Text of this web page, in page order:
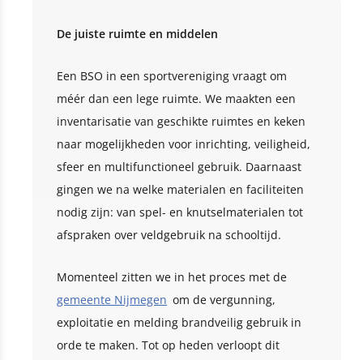
De juiste ruimte en middelen
Een BSO in een sportvereniging vraagt om
méér dan een lege ruimte. We maakten een
inventarisatie van geschikte ruimtes en keken
naar mogelijkheden voor inrichting, veiligheid,
sfeer en multifunctioneel gebruik. Daarnaast
gingen we na welke materialen en faciliteiten
nodig zijn: van spel- en knutselmaterialen tot
afspraken over veldgebruik na schooltijd.
Momenteel zitten we in het proces met de
gemeente Nijmegen om de vergunning,
exploitatie en melding brandveilig gebruik in
orde te maken. Tot op heden verloopt dit